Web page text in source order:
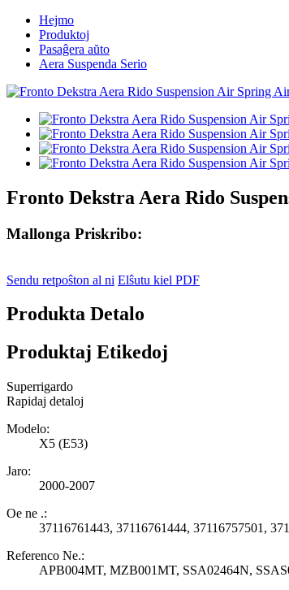
Hejmo
Produktoj
Pasaĝera aŭto
Aera Suspenda Serio
Fronto Dekstra Aera Rido
Mallonga Priskribo:
Sendu retpoŝton al ni Elŝutu kiel PDF
Produkta Detalo
Produktaj Etikedoj
Superrigardo
Rapidaj detaloj
Modelo:
X5 (E53)
Jaro:
2000-2007
Oe ne .:
37116761443, 37116761444, 37116757501,
Referenco Ne.:
APB004MT, MZB001MT, SSA02464N,